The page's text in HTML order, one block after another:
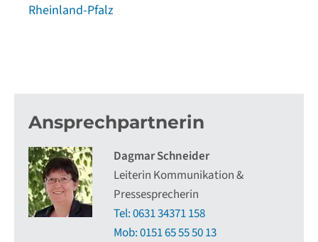
Rheinland-Pfalz
Ansprechpartnerin
Dagmar Schneider
Leiterin Kommunikation &
Pressesprecherin
Tel: 0631 34371 158
Mob: 0151 65 55 50 13